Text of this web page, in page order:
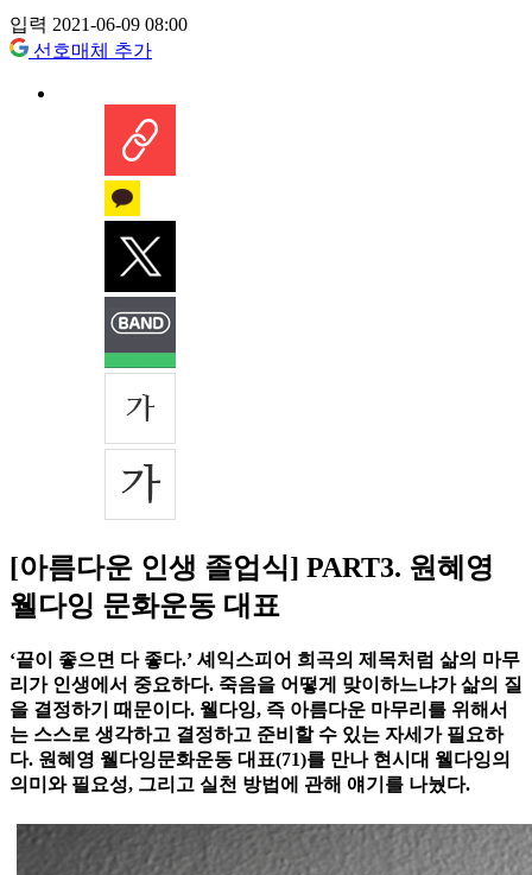
입력 2021-06-09 08:00
선호매체 추가
[아름다운 인생 졸업식] PART3. 원혜영
웰다잉 문화운동 대표
‘끝이 좋으면 다 좋다.’ 셰익스피어 희곡의 제목처럼 삶의 마무
리가 인생에서 중요하다. 죽음을 어떻게 맞이하느냐가 삶의 질
을 결정하기 때문이다. 웰다잉, 즉 아름다운 마무리를 위해서
는 스스로 생각하고 결정하고 준비할 수 있는 자세가 필요하
다. 원혜영 웰다잉문화운동 대표(71)를 만나 현시대 웰다잉의
의미와 필요성, 그리고 실천 방법에 관해 얘기를 나눴다.